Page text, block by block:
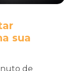
sua
de